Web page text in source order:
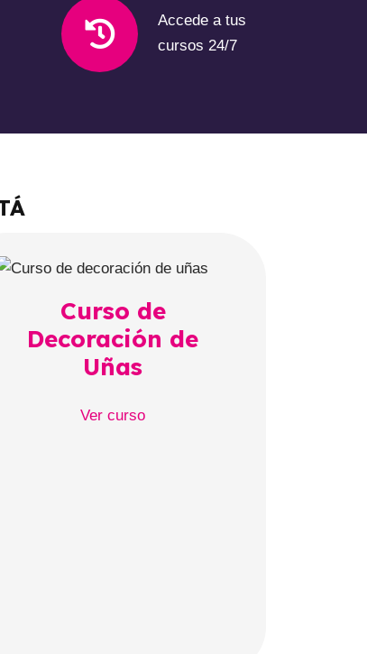
Accede a tus
cursos 24/7
Curso de
Decoración de
Uñas
Ver curso